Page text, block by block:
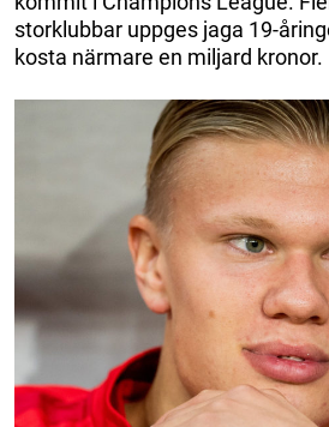
storklubbar uppges jaga 19-
kosta närmare en miljard kronor.